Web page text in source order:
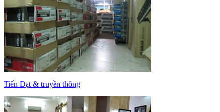
Tiến Đạt & truyền thông